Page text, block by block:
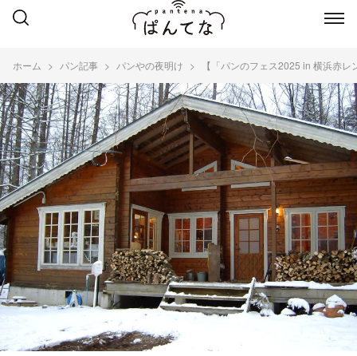
ホーム パン記事 パンやの夜明け 【「パンのフェス2025 in 横浜赤